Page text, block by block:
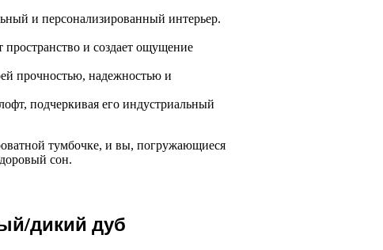
и персонализированный интерьер.
пространство и создает ощущение
прочностью, надежностью и
подчеркивая его индустриальный
тумбочке, и вы, погружающиеся
сон.
дикий дуб